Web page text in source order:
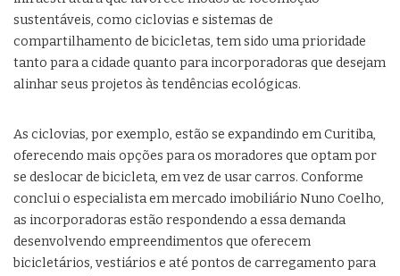
sustentáveis, como ciclovias e sistemas de
compartilhamento de bicicletas, tem sido uma prioridade
tanto para a cidade quanto para incorporadoras que desejam
alinhar seus projetos às tendências ecológicas.
As ciclovias, por exemplo, estão se expandindo em Curitiba,
oferecendo mais opções para os moradores que optam por
se deslocar de bicicleta, em vez de usar carros. Conforme
conclui o especialista em mercado imobiliário Nuno Coelho,
as incorporadoras estão respondendo a essa demanda
desenvolvendo empreendimentos que oferecem
bicicletários, vestiários e até pontos de carregamento para